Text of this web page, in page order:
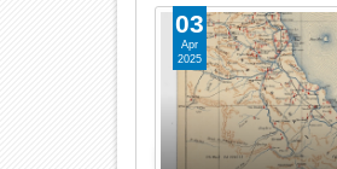
03
Apr
2025